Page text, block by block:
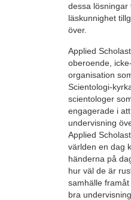
dessa lösningar
läskunnighet
över.
Applied
oberoende,
organisation
Scientologi-
scientologer
engagerade i
undervisning
Applied
världen en dag
händerna på
hur väl de är
samhälle
bra